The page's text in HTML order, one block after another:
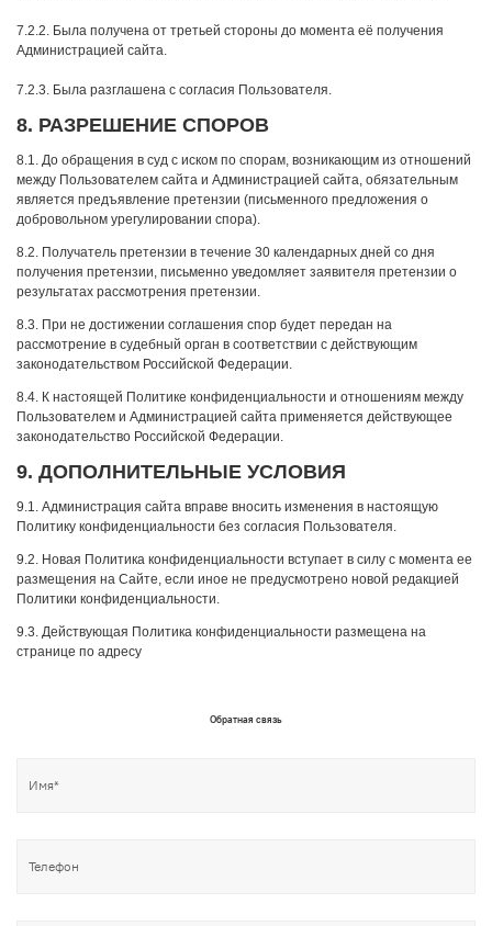
7.2.2. Была получена от третьей стороны до момента её получения
Администрацией сайта.
7.2.3. Была разглашена с согласия Пользователя.
8. РАЗРЕШЕНИЕ СПОРОВ
8.1. До обращения в суд с иском по спорам, возникающим из отношений
между Пользователем сайта и Администрацией сайта, обязательным
является предъявление претензии (письменного предложения о
добровольном урегулировании спора).
8.2. Получатель претензии в течение 30 календарных дней со дня
получения претензии, письменно уведомляет заявителя претензии о
результатах рассмотрения претензии.
8.3. При не достижении соглашения спор будет передан на
рассмотрение в судебный орган в соответствии с действующим
законодательством Российской Федерации.
8.4. К настоящей Политике конфиденциальности и отношениям между
Пользователем и Администрацией сайта применяется действующее
законодательство Российской Федерации.
9. ДОПОЛНИТЕЛЬНЫЕ УСЛОВИЯ
9.1. Администрация сайта вправе вносить изменения в настоящую
Политику конфиденциальности без согласия Пользователя.
9.2. Новая Политика конфиденциальности вступает в силу с момента ее
размещения на Сайте, если иное не предусмотрено новой редакцией
Политики конфиденциальности.
9.3. Действующая Политика конфиденциальности размещена на
странице по адресу
Обратная связь